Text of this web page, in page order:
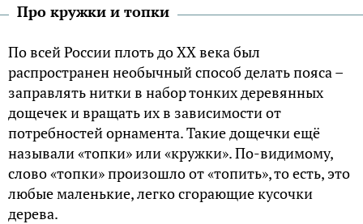
Про кружки и топки
По всей России плоть до XX века был
распространен необычный способ делать пояса –
заправлять нитки в набор тонких деревянных
дощечек и вращать их в зависимости от
потребностей орнамента. Такие дощечки ещё
называли «топки» или «кружки». По-видимому,
слово «топки» произошло от «топить», то есть, это
любые маленькие, легко сгорающие кусочки
дерева.